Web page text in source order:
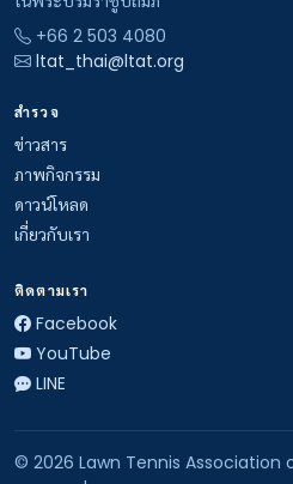
+66 2 503 4080
ltat_thai@ltat.org
สำรวจ
ข่าวสาร
ภาพกิจกรรม
ดาวน์โหลด
เกี่ยวกับเรา
ติดตามเรา
Facebook
YouTube
LINE
© 2026 Lawn Tennis Association